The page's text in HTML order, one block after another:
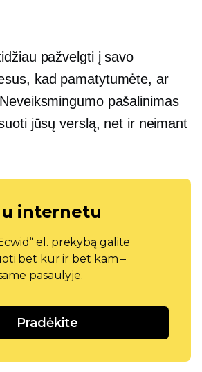
pažvelgti į savo
kad pamatytumėte, ar
pašalinimas
jūsų verslą, net ir neimant
internetu
el. prekybą galite
bet kur ir bet kam –
pasaulyje.
Pradėkite